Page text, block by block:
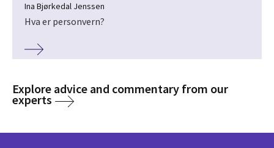
Ina Bjørkedal Jenssen
Hva er personvern?
Explore advice and commentary from our
experts